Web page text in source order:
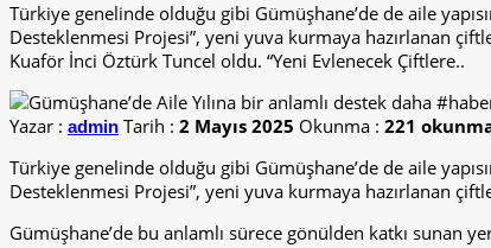
Türkiye genelinde olduğu gibi Gümüşhane’de de aile
Desteklenmesi Projesi”, yeni yuva kurmaya hazırlanan
Kuaför İnci Öztürk Tuncel oldu. “Yeni Evlenecek Çiftlere..
Yazar : admin Tarih : 2 Mayıs 2025 Okunma : 221
Türkiye genelinde olduğu gibi Gümüşhane’de de aile
Desteklenmesi Projesi”, yeni yuva kurmaya hazırlanan
Gümüşhane’de bu anlamlı sürece gönülden katkı sunan